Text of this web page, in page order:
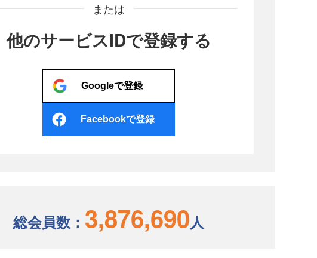
または
他のサービスIDで登録する
Googleで登録
Facebookで登録
総会員数： 3,876,690人